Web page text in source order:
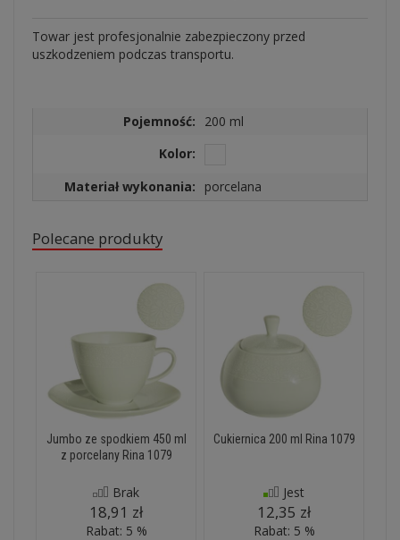
Towar jest profesjonalnie zabezpieczony przed
uszkodzeniem podczas transportu.
Pojemność:
200 ml
Kolor:
Materiał wykonania:
porcelana
Polecane produkty
Jumbo ze spodkiem 450 ml
z porcelany Rina 1079
Brak
18,91 zł
Rabat: 5 %
Cukiernica 200 ml Rina 1079
Jest
12,35 zł
Rabat: 5 %